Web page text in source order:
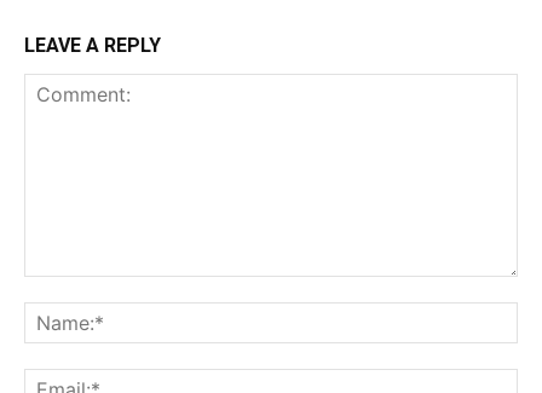
LEAVE A REPLY